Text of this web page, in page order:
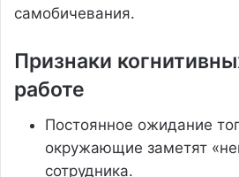
самобичевания.
Признаки
работе
Постоянное ожидание
окружающие заметят
сотрудника.